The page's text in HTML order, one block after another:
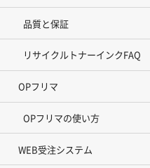
品質と保証
リサイクルトナーインクFAQ
OPフリマ
OPフリマの使い方
WEB受注システム